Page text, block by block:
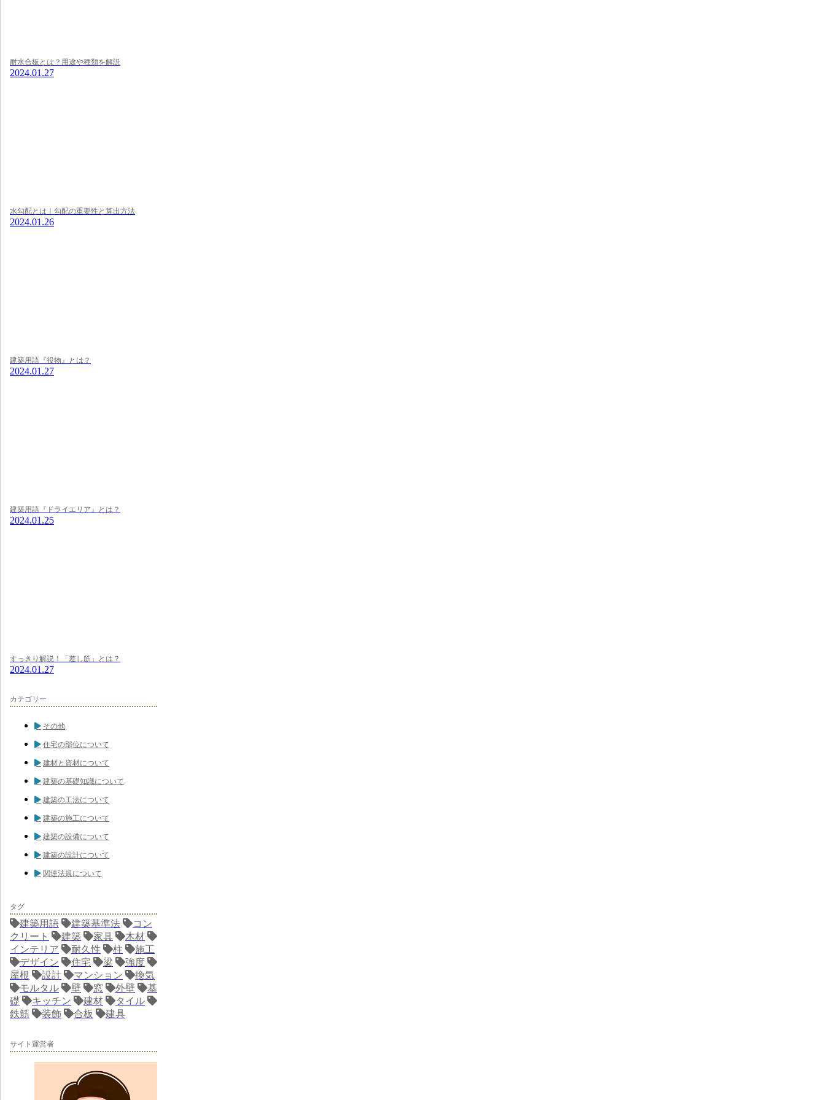
耐水合板とは？用途や種類を解説
2024.01.27
水勾配とは｜勾配の重要性と算出方法
2024.01.26
建築用語『役物』とは？
2024.01.27
建築用語『ドライエリア』とは？
2024.01.25
すっきり解説！「差し筋」とは？
2024.01.27
カテゴリー
その他
住宅の部位について
建材と資材について
建築の基礎知識について
建築の工法について
建築の施工について
建築の設備について
建築の設計について
関連法規について
タグ
建築用語 建築基準法
コン
クリート
建築 家具
木材
インテリア
耐久性 柱
施工
デザイン
住宅 梁
強度
屋根
設計 マンション
換気
モルタル
壁 窓 外壁
基
礎
キッチン 建材
タイル
鉄筋
装飾 合板 建具
サイト運営者